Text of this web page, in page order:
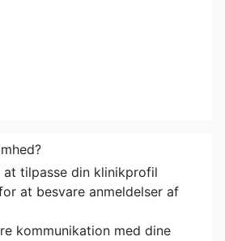
at tilpasse din klinikprofil
at besvare anmeldelser af
kommunikation med dine